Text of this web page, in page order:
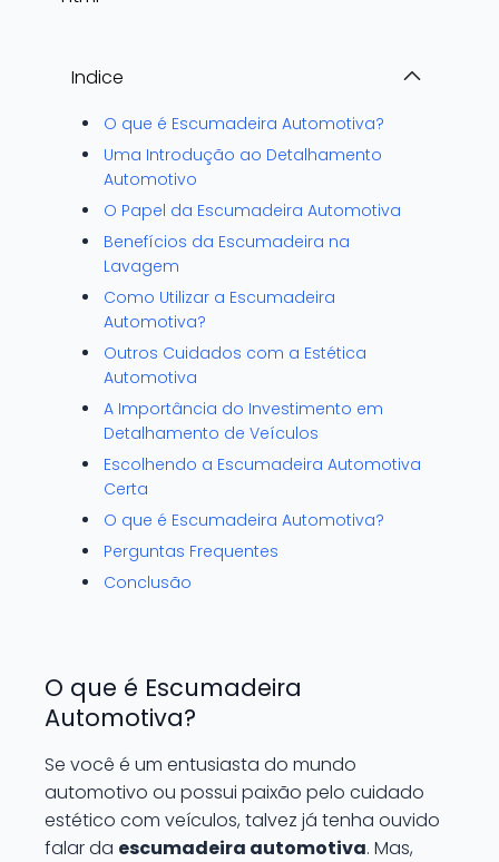
Indice
O que é Escumadeira Automotiva?
Uma Introdução ao Detalhamento
Automotivo
O Papel da Escumadeira Automotiva
Benefícios da Escumadeira na
Lavagem
Como Utilizar a Escumadeira
Automotiva?
Outros Cuidados com a Estética
Automotiva
A Importância do Investimento em
Detalhamento de Veículos
Escolhendo a Escumadeira Automotiva
Certa
O que é Escumadeira Automotiva?
Perguntas Frequentes
Conclusão
O que é Escumadeira
Automotiva?
Se você é um entusiasta do mundo
automotivo ou possui paixão pelo cuidado
estético com veículos, talvez já tenha ouvido
falar da escumadeira automotiva. Mas,